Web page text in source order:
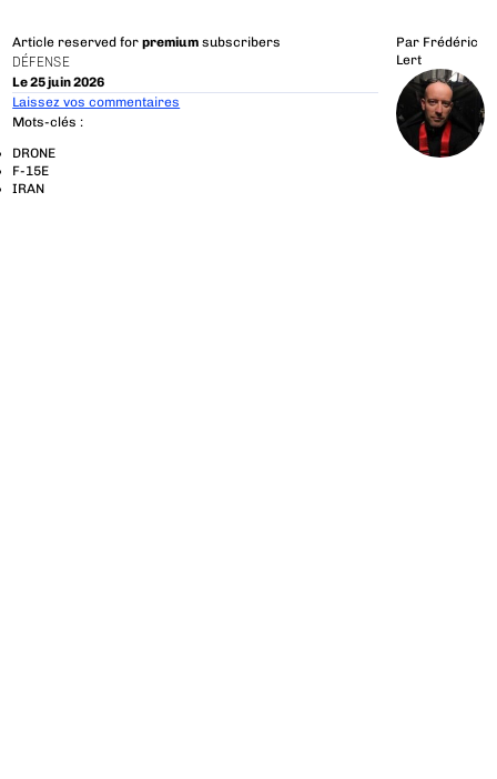
Article reserved forpremium subscribers
DÉFENSE
Le 25 juin 2026
Par Frédéric
Lert
Laissez vos commentaires
Mots-clés :
DRONE
F-15E
IRAN